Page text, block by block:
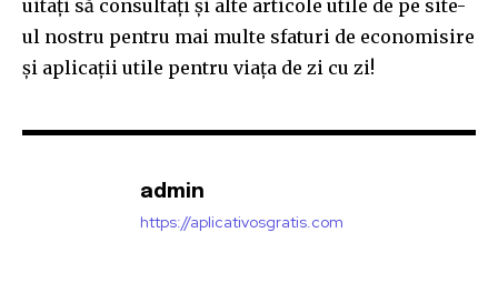
uitați să consultați și alte articole utile de pe site-
ul nostru pentru mai multe sfaturi de economisire
și aplicații utile pentru viața de zi cu zi!
admin
https://aplicativosgratis.com